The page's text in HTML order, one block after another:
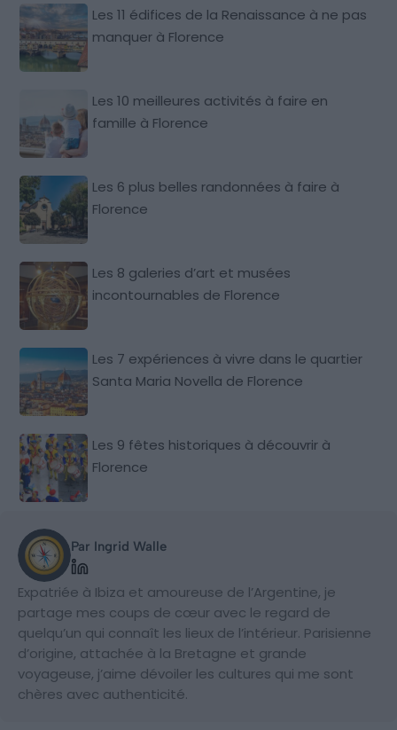
Les 11 édifices de la Renaissance à ne pas
manquer à Florence
Les 10 meilleures activités à faire en
famille à Florence
Les 6 plus belles randonnées à faire à
Florence
Les 8 galeries d’art et musées
incontournables de Florence
Les 7 expériences à vivre dans le quartier
Santa Maria Novella de Florence
Les 9 fêtes historiques à découvrir à
Florence
Par Ingrid Walle
Expatriée à Ibiza et amoureuse de l’Argentine, je
partage mes coups de cœur avec le regard de
quelqu’un qui connaît les lieux de l’intérieur. Parisienne
d’origine, attachée à la Bretagne et grande
voyageuse, j’aime dévoiler les cultures qui me sont
chères avec authenticité.